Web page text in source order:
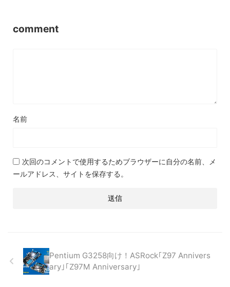
comment
名前
次回のコメントで使用するためブラウザーに自分の名前、メ
ールアドレス、サイトを保存する。
Pentium G3258向け！ASRock｢Z97 Annivers
ary｣｢Z97M Anniversary｣